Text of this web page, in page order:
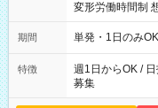
変形労働時間制 想定労働
～21：00
期間 単発・1日のみOK
特徴
週1日からOK /
募集